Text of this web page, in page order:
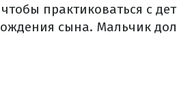
практиковаться с
сына. Мальчик